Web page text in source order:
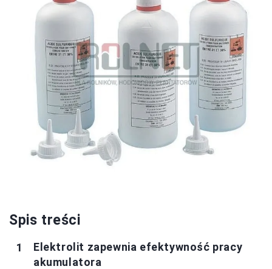
Spis treści
Elektrolit zapewnia efektywność pracy
akumulatora